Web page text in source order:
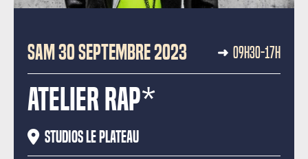
SAM 30 SEPTEMBRE 2023 09H30-17H
Atelier Rap*
Studios Le Plateau